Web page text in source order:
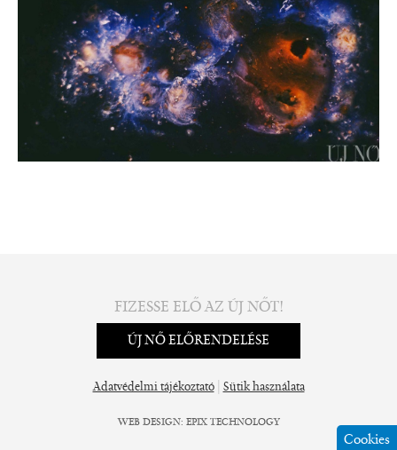
Cookies
FIZESSE ELŐ AZ ÚJ NŐT!
ÚJ NŐ ELŐRENDELÉSE
Adatvédelmi tájékoztató| Sütik használata
WEB DESIGN: EPIX TECHNOLOGY